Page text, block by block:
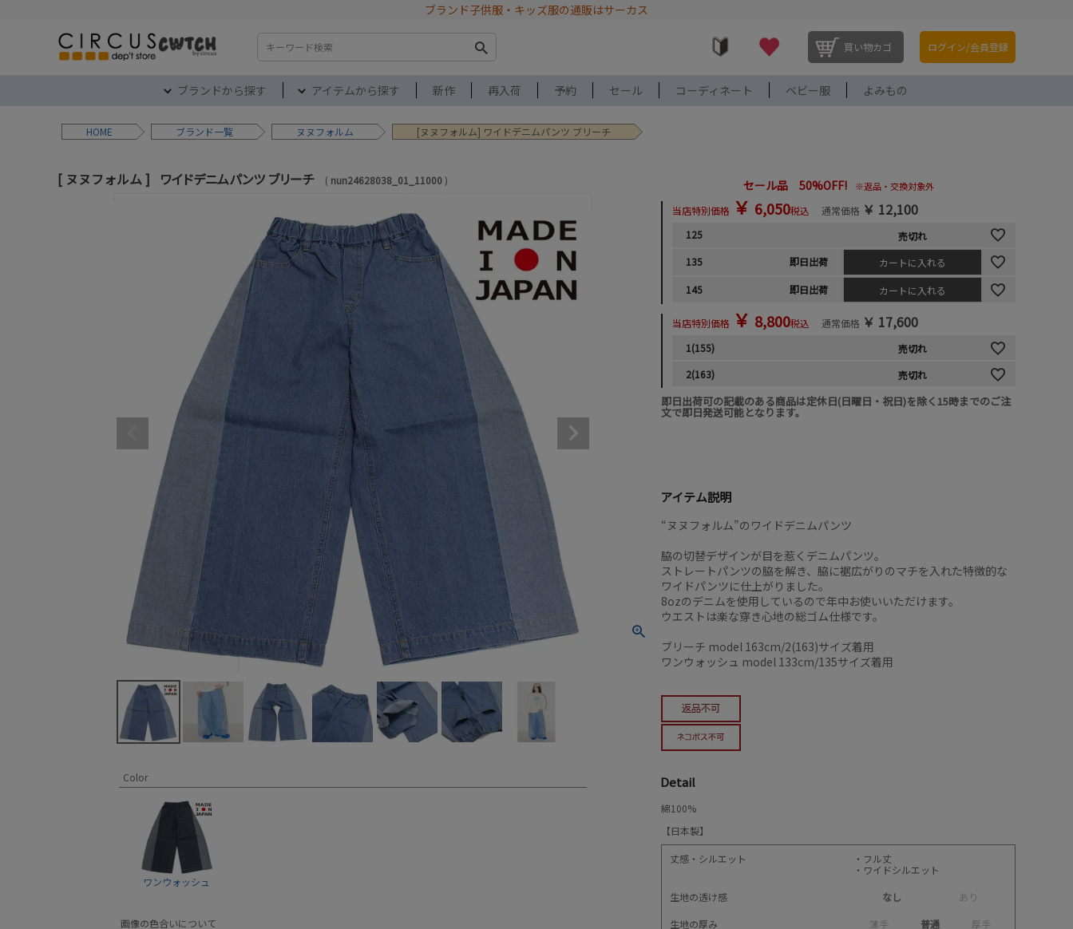
ブランド子供服・キッズ服の通販はサーカス
検索 買い物カゴ ログイン/会員登録
ブランドから探す アイテムから探す 新作 再入荷 予約 セール コーディネート ベビー服 よみもの
HOME ブランド ヌヌフォルム [ヌヌフォルム] ワイドデニムパンツ ブリーチ
ヌヌフォルム ワイドデニムパンツ ブリーチ nun24628038_01_11000
Color
ワンウォッシュ
画像の色合いについて
セール品 50%OFF! ※返品・交換対象外
当店特別価格 ￥ 6,050税込 通常価格 ￥ 12,100
125
売切れ
135
即日出荷
カートに入れる
145
即日出荷 カートに入れる
当店特別価格 ￥ 8,800税込 通常価格 ￥ 17,600
1(155)
売切れ
2(163)
売切れ
即日出荷可の記載のある商品は定休日(日曜日・祝日)を除く15時までのご注
文で即日発送可能となります。
アイテム説明
“ヌヌフォルム”のワイドデニムパンツ
脇の切替デザインが目を惹くデニムパンツ。
ストレートパンツの脇を解き、脇に裾広がりのマチを入れた特徴的な
ワイドパンツに仕上がりました。
8ozのデニムを使用しているので年中お使いいただけます。
ウエストは楽な穿き心地の総ゴム仕様です。
ブリーチ model 163cm/2(163)サイズ着用
ワンウォッシュ model 133cm/135サイズ着用
Detail
綿100%
【日本製】
丈感・シルエット
・フル丈
・ワイドシルエット
生地の透け感
なし あ り
生地の厚み
薄手 普通 厚手